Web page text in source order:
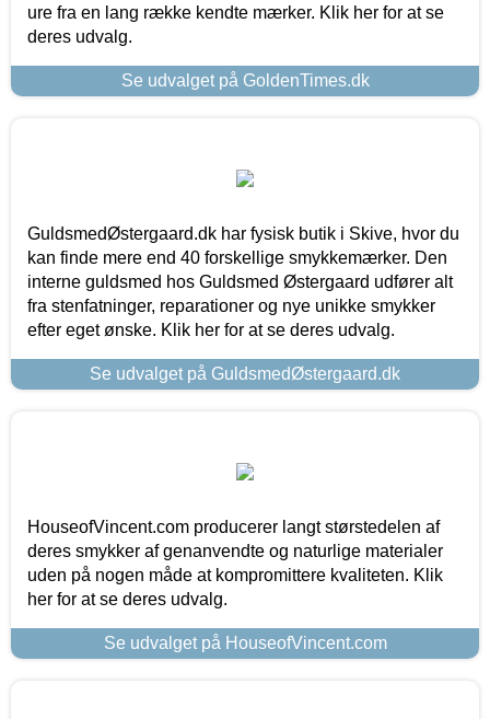
ure fra en lang række kendte mærker. Klik her for at se
deres udvalg.
Se udvalget på GoldenTimes.dk
GuldsmedØstergaard.dk har fysisk butik i Skive, hvor du
kan finde mere end 40 forskellige smykkemærker. Den
interne guldsmed hos Guldsmed Østergaard udfører alt
fra stenfatninger, reparationer og nye unikke smykker
efter eget ønske. Klik her for at se deres udvalg.
Se udvalget på GuldsmedØstergaard.dk
HouseofVincent.com producerer langt størstedelen af
deres smykker af genanvendte og naturlige materialer
uden på nogen måde at kompromittere kvaliteten. Klik
her for at se deres udvalg.
Se udvalget på HouseofVincent.com